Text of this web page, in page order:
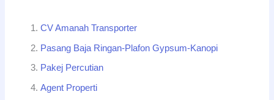
CV Amanah Transporter
Pasang Baja Ringan-Plafon Gypsum-Kanopi
Pakej Percutian
Agent Properti